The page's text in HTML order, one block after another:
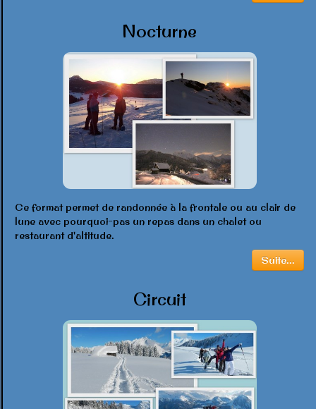
Nocturne
Ce format permet de randonnée à la frontale ou au clair de
lune avec pourquoi-pas un repas dans un chalet ou
restaurant d'altitude.
Suite...
Circuit